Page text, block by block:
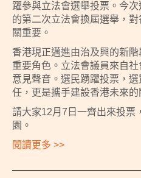
躍參與立法會選舉投票。今
的第二次立法會換屆選舉，
關重要。
香港現正邁進由治及興的新
重要角色。立法會議員來自
意見聲音。選民踴躍投票，
任，更是攜手建設香港未來的
請大家12月7日一齊出來投票
園。
閱讀更多 >>